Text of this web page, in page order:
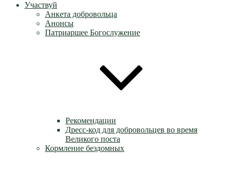
Участвуй
Анкета добровольца
Анонсы
Патриаршее Богослужение
Рекомендации
Дресс-код для добровольцев во время
Великого поста
Кормление бездомных